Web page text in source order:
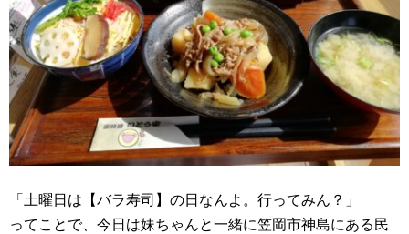
「土曜日は【バラ寿司】の日なんよ。行ってみん？」
ってことで、今日は妹ちゃんと一緒に笠岡市神島にある民